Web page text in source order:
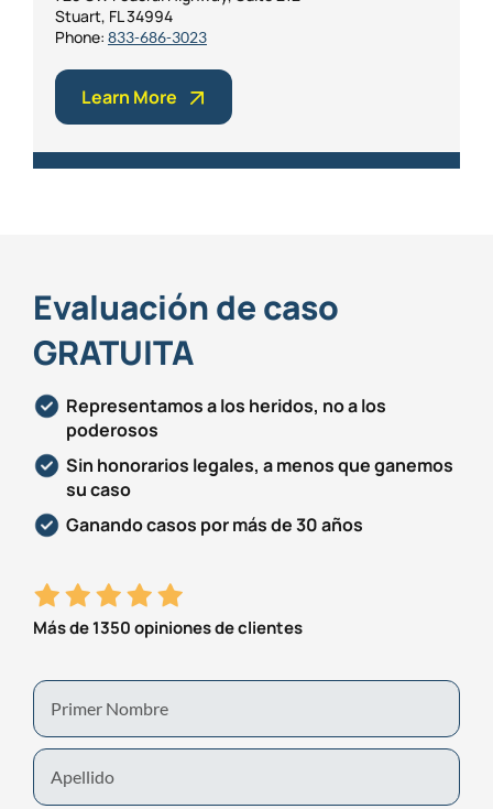
Stuart, FL 34994
Phone: 833-686-3023
Learn More
Evaluación de caso
GRATUITA
Representamos a los heridos, no a los
poderosos
Sin honorarios legales, a menos que ganemos
su caso
Ganando casos por más de 30 años
Más de 1350 opiniones de clientes
First
Name
Last
Name